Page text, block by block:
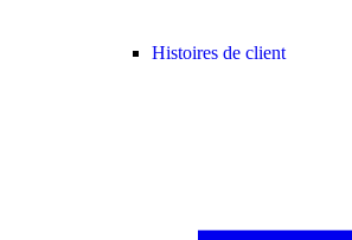
Histoires de client